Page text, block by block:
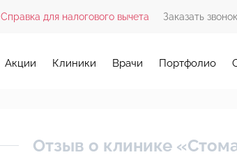
Справка для налогового вычета Заказать звонок
Акции Клиники Врачи Портфолио
Отзыв о клинике